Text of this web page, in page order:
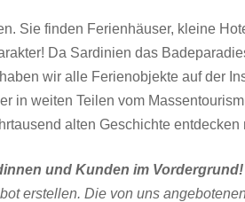
Sie finden Ferienhäuser, kleine
Da Sardinien das
haben wir alle Ferienobjekte auf der
in weiten Teilen vom
alten Geschichte
und Kunden im Vordergrund!
erstellen. Die von uns